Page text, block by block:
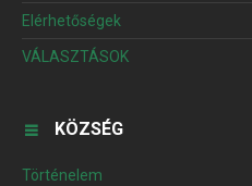
Elérhetőségek
VÁLASZTÁSOK
KÖZSÉG
Történelem